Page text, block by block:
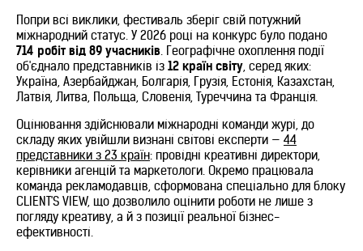
Попри всі виклики, фестиваль зберіг свій потужний
міжнародний статус. У 2026 році на конкурс було подано
714 робіт від 89 учасників. Географічне охоплення події
об'єднало представників із 12 країн світу, серед яких:
Україна, Азербайджан, Болгарія, Грузія, Естонія, Казахстан,
Латвія, Литва, Польща, Словенія, Туреччина та Франція.
Оцінювання здійснювали міжнародні команди журі, до
складу яких увійшли визнані світові експерти — 44
представники з 23 країн: провідні креативні директори,
керівники агенцій та маркетологи. Окремо працювала
команда рекламодавців, сформована спеціально для блоку
CLIENT'S VIEW, що дозволило оцінити роботи не лише з
погляду креативу, а й з позиції реальної бізнес-
ефективності.